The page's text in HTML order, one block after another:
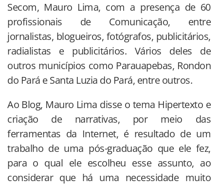
Secom, Mauro Lima, com a presença de 60
profissionais de Comunicação, entre
jornalistas, blogueiros, fotógrafos, publicitários,
radialistas e publicitários. Vários deles de
outros municípios como Parauapebas, Rondon
do Pará e Santa Luzia do Pará, entre outros.
Ao Blog, Mauro Lima disse o tema Hipertexto e
criação de narrativas, por meio das
ferramentas da Internet, é resultado de um
trabalho de uma pós-graduação que ele fez,
para o qual ele escolheu esse assunto, ao
considerar que há uma necessidade muito